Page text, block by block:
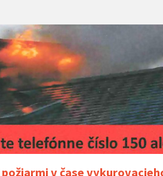
v čase
– Posedenie seniorov pri
kapustnici
14. 11. 2025
MDD
Príďte
radosti
zábavy